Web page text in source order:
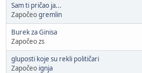
Sam ti pričao ja...
Započeogremlin
Burek za Ginisa
Započeo zs
gluposti koje su rekli političari
Započeo ignja